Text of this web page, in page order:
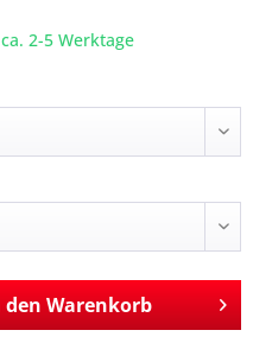
2-5 Werktage
den Warenkorb